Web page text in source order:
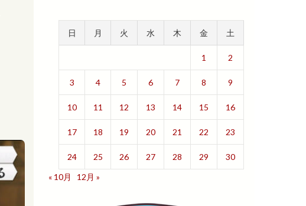
日 月 火 水 木 金 土
1 2
3 4 5 6 7 8 9
10 11 12 13 14 15 16
17 18 19 20 21 22 23
24 25 26 27 28 29
30
« 10月
12月 »